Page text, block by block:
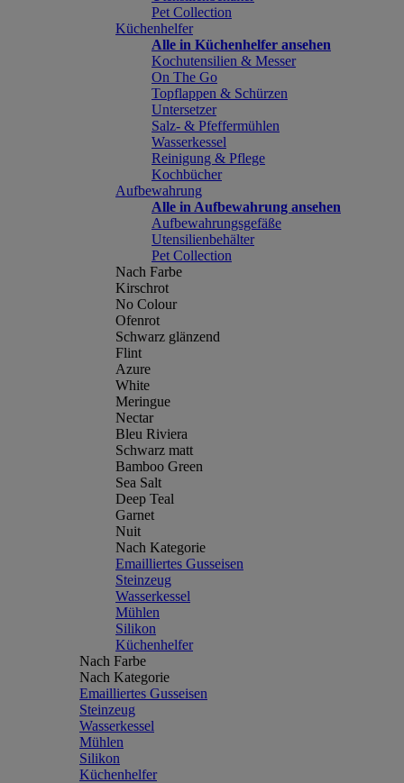
Pet Collection
Küchenhelfer
Alle in Küchenhelfer ansehen
Kochutensilien & Messer
On The Go
Topflappen & Schürzen
Untersetzer
Salz- & Pfeffermühlen
Wasserkessel
Reinigung & Pflege
Kochbücher
Aufbewahrung
Alle in Aufbewahrung ansehen
Aufbewahrungsgefäße
Utensilienbehälter
Pet Collection
Nach Farbe
Kirschrot
No Colour
Ofenrot
Schwarz glänzend
Flint
Azure
White
Meringue
Nectar
Bleu Riviera
Schwarz matt
Bamboo Green
Sea Salt
Deep Teal
Garnet
Nuit
Nach Kategorie
Emailliertes Gusseisen
Steinzeug
Wasserkessel
Mühlen
Silikon
Küchenhelfer
Nach Farbe
Nach Kategorie
Emailliertes Gusseisen
Steinzeug
Wasserkessel
Mühlen
Silikon
Küchenhelfer